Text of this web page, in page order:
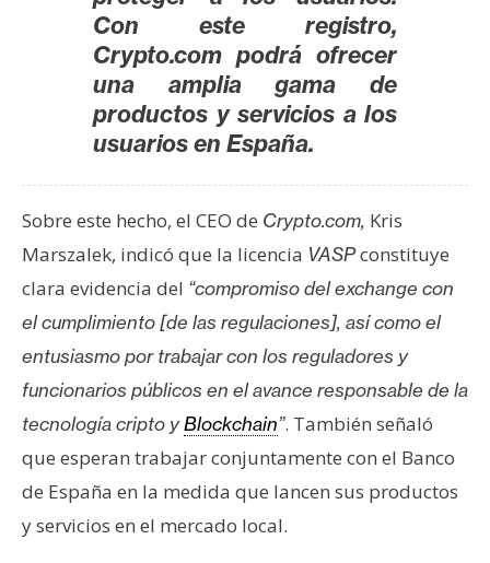
m
R
e
c
u
r
s
o
C
t
Con este registro,
Crypto.com podrá ofrecer
una amplia gama de
productos y servicios a los
usuarios en España.
Sobre este hecho, el CEO de Crypto.com, Kris
Marszalek, indicó que la licencia VASPconstituye
clara evidencia del “compromiso del exchange con
el cumplimiento [de las regulaciones], así como el
entusiasmo por trabajar con los reguladores y
funcionarios públicos en el avance responsable de la
tecnología cripto yBlockchain”. También señaló
que esperan trabajar conjuntamente con el Banco
de España en la medida que lancen sus productos
y servicios en el mercado local.